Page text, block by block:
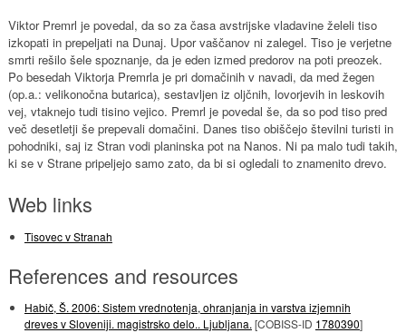
Viktor Premrl je povedal, da so za časa avstrijske vladavine želeli tiso
izkopati in prepeljati na Dunaj. Upor vaščanov ni zalegel. Tiso je verjetne
smrti rešilo šele spoznanje, da je eden izmed predorov na poti preozek.
Po besedah Viktorja Premrla je pri domačinih v navadi, da med žegen
(op.a.: velikonočna butarica), sestavljen iz oljčnih, lovorjevih in leskovih
vej, vtaknejo tudi tisino vejico. Premrl je povedal še, da so pod tiso pred
več desetletji še prepevali domačini. Danes tiso obiščejo številni turisti in
pohodniki, saj iz Stran vodi planinska pot na Nanos. Ni pa malo tudi takih,
ki se v Strane pripeljejo samo zato, da bi si ogledali to znamenito drevo.
Web links
Tisovec v Stranah
References and resources
Habič, Š. 2006: Sistem vrednotenja, ohranjanja in varstva izjemnih
dreves v Sloveniji. magistrsko delo.. Ljubljana. [COBISS-ID 1780390]